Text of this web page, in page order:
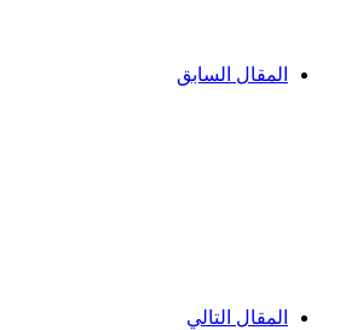
المقال السابق
المقال التالي